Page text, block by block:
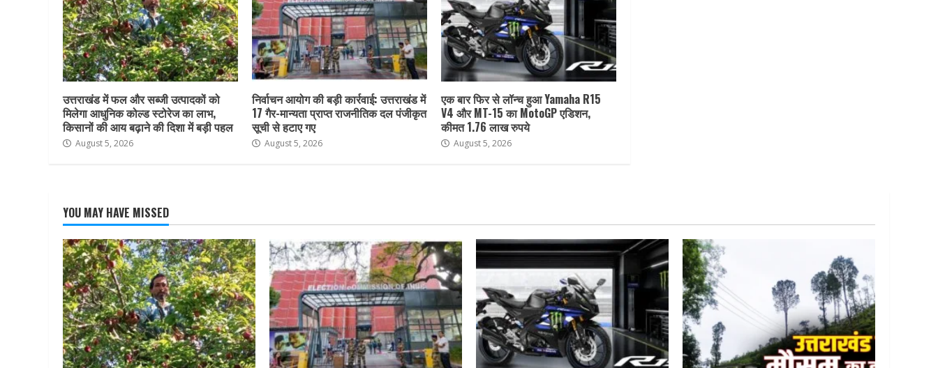
उत्तराखंड में फल और सब्जी उत्पादकों को
मिलेगा आधुनिक कोल्ड स्टोरेज का लाभ,
किसानों की आय बढ़ाने की दिशा में बड़ी पहल
August 5, 2026
निर्वाचन आयोग की बड़ी कार्रवाई: उत्तराखंड में
17 गैर-मान्यता प्राप्त राजनीतिक दल पंजीकृत
सूची से हटाए गए
August 5, 2026
एक बार फिर से लॉन्च हुआ Yamaha R15
V4 और MT-15 का MotoGP एडिशन,
कीमत 1.76 लाख रुपये
August 5, 2026
YOU MAY HAVE MISSED